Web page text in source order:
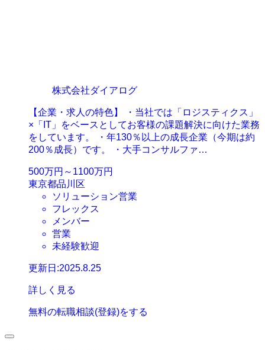
株式会社ダイアログ
【企業・求人の特色】 ・当社では「ロジスティクス」
×「IT」をベースとしてお客様の課題解決に向けた業務
をしています。 ・年130％以上の成長企業（今期は約
200％成長）です。 ・大手コンサルファ…
500万円～1100万円
東京都品川区
ソリューション営業
フレックス
メンバー
営業
未経験歓迎
更新日:2025.8.25
詳しく見る
無料の転職相談(登録)をする